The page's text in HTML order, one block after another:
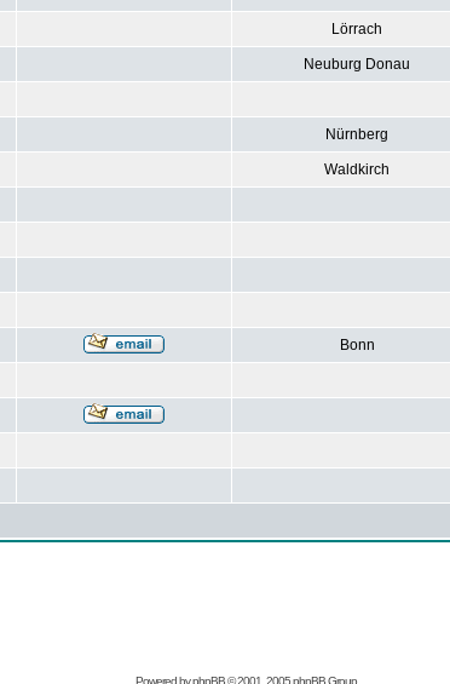
Lörrach
Neuburg Donau
Nürnberg
Waldkirch
Bonn
Powered byphpBB© 2001, 2005 phpBB Group